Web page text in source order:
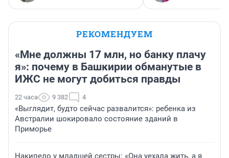
РЕКОМЕНДУЕМ
«Мне должны 17 млн, но банку плачу
я»: почему в Башкирии обманутые в
ИЖС не могут добиться правды
22 часа 9 382 4
«Выглядит, будто сейчас развалится»: ребенка из
Австралии шокировало состояние зданий в
Приморье
Накипело у младшей сестры: «Она уехала жить, а я